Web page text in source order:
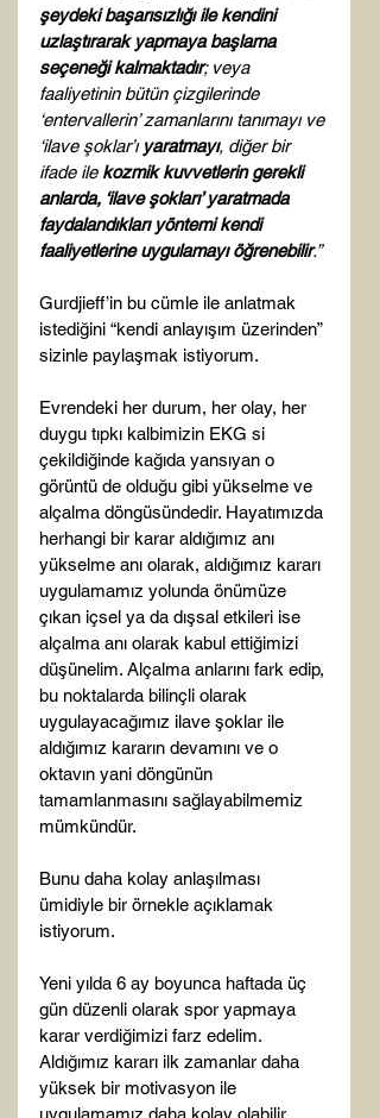
şeydeki başarısızlığı ile kendini
uzlaştırarak yapmaya başlama
seçeneği kalmaktadır; veya
faaliyetinin bütün çizgilerinde
‘entervallerin’ zamanlarını tanımayı ve
‘ilave şoklar’ı yaratmayı, diğer bir
ifade ile kozmik kuvvetlerin gerekli
anlarda, ‘ilave şokları’ yaratmada
faydalandıkları yöntemi kendi
faaliyetlerine uygulamayı öğrenebilir.”
Gurdjieff’in bu cümle ile anlatmak
istediğini “kendi anlayışım üzerinden”
sizinle paylaşmak istiyorum.
Evrendeki her durum, her olay, her
duygu tıpkı kalbimizin EKG si
çekildiğinde kağıda yansıyan o
görüntü de olduğu gibi yükselme ve
alçalma döngüsündedir. Hayatımızda
herhangi bir karar aldığımız anı
yükselme anı olarak, aldığımız kararı
uygulamamız yolunda önümüze
çıkan içsel ya da dışsal etkileri ise
alçalma anı olarak kabul ettiğimizi
düşünelim. Alçalma anlarını fark edip,
bu noktalarda bilinçli olarak
uygulayacağımız ilave şoklar ile
aldığımız kararın devamını ve o
oktavın yani döngünün
tamamlanmasını sağlayabilmemiz
mümkündür.
Bunu daha kolay anlaşılması
ümidiyle bir örnekle açıklamak
istiyorum.
Yeni yılda 6 ay boyunca haftada üç
gün düzenli olarak spor yapmaya
karar verdiğimizi farz edelim.
Aldığımız kararı ilk zamanlar daha
yüksek bir motivasyon ile
uygulamamız daha kolay olabilir.